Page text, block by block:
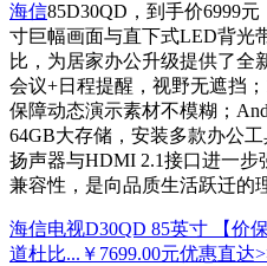
海信85D30QD，到手价6999
寸巨幅画面与直下式LED背光
比，为居家办公升级提供了
会议+日程提醒，视野无遮挡
保障动态演示素材不模糊；
64GB大存储，安装多款办公
扬声器与HDMI 2.1接口进一
兼容性，是向品质生活跃迁的
海信电视D30QD 85英寸 【价
道杜比... ￥7699.00元优惠直达